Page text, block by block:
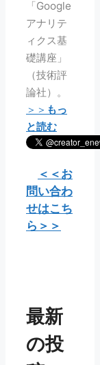
「Google
アナリテ
ィクス基
礎講座」
（技術評
論社）。
＞＞ もっ
と読む
＜＜お
問い合わ
せはこち
ら＞＞
最新
の投